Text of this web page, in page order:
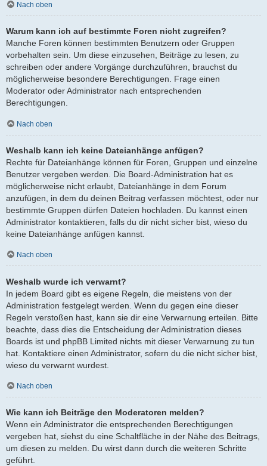
Nach oben
Warum kann ich auf bestimmte Foren nicht zugreifen?
Manche Foren können bestimmten Benutzern oder Gruppen
vorbehalten sein. Um diese einzusehen, Beiträge zu lesen, zu
schreiben oder andere Vorgänge durchzuführen, brauchst du
möglicherweise besondere Berechtigungen. Frage einen
Moderator oder Administrator nach entsprechenden
Berechtigungen.
Nach oben
Weshalb kann ich keine Dateianhänge anfügen?
Rechte für Dateianhänge können für Foren, Gruppen und einzelne
Benutzer vergeben werden. Die Board-Administration hat es
möglicherweise nicht erlaubt, Dateianhänge in dem Forum
anzufügen, in dem du deinen Beitrag verfassen möchtest, oder nur
bestimmte Gruppen dürfen Dateien hochladen. Du kannst einen
Administrator kontaktieren, falls du dir nicht sicher bist, wieso du
keine Dateianhänge anfügen kannst.
Nach oben
Weshalb wurde ich verwarnt?
In jedem Board gibt es eigene Regeln, die meistens von der
Administration festgelegt werden. Wenn du gegen eine dieser
Regeln verstoßen hast, kann sie dir eine Verwarnung erteilen. Bitte
beachte, dass dies die Entscheidung der Administration dieses
Boards ist und phpBB Limited nichts mit dieser Verwarnung zu tun
hat. Kontaktiere einen Administrator, sofern du die nicht sicher bist,
wieso du verwarnt wurdest.
Nach oben
Wie kann ich Beiträge den Moderatoren melden?
Wenn ein Administrator die entsprechenden Berechtigungen
vergeben hat, siehst du eine Schaltfläche in der Nähe des Beitrags,
um diesen zu melden. Du wirst dann durch die weiteren Schritte
geführt.